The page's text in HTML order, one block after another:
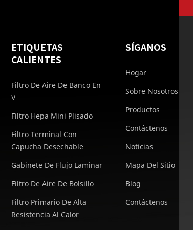
ETIQUETAS
CALIENTES
Filtro De Aire De Banco En
V
Filtro Hepa Mini Plisado
Filtro Terminal Con
Capucha Desechable
Gabinete De Flujo Laminar
Filtro De Aire De Bolsillo
Filtro Primario De Alta
Resistencia Al Calor
SÍGANOS
Hogar
Sobre Nosotros
Productos
Contáctenos
Noticias
Mapa Del Sitio
Blog
Contáctenos